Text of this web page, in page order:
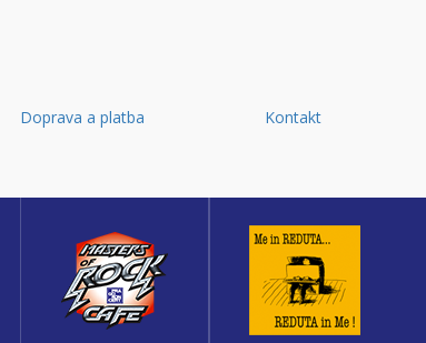
Doprava a platba Kontakt